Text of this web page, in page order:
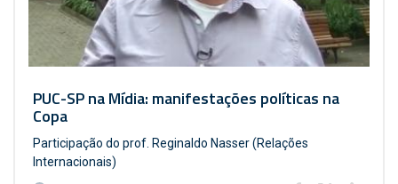
PUC-SP na Mídia: manifestações políticas na
Copa
Participação do prof. Reginaldo Nasser (Relações
Internacionais)